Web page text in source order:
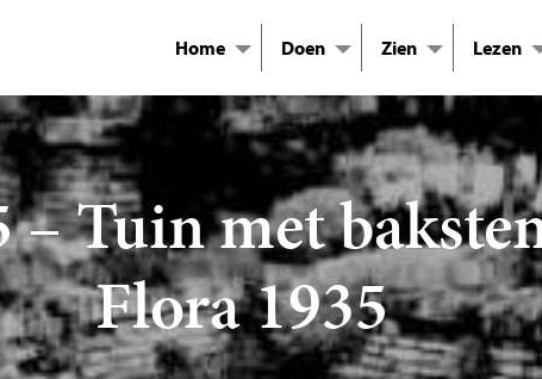
Home Doen Zien Lezen
– Tuin met
Flora 1935